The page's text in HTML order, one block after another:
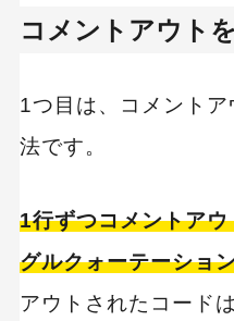
コメントアウト
1つ目は、コメント
法です。
1行ずつコメントアウ
グルクォーテーショ
アウトされたコード